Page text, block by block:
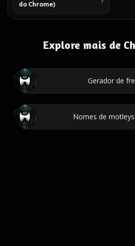
do Chrome)
Explore mais de
Gerador de
Nomes de